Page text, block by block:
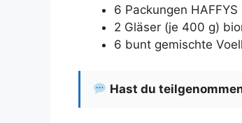
6 Packungen
2 Gläser (je 400 g)
6 bunt gemischte
Hast du